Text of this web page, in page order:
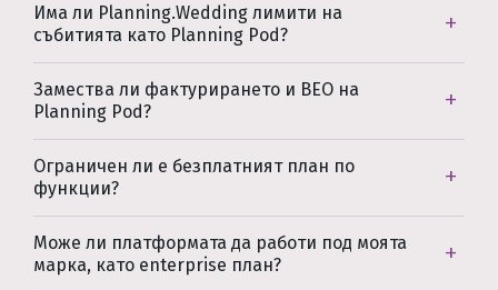
Има ли Planning.Wedding лимити на
събитията като Planning Pod?
Замества ли фактурирането и BEO на
Planning Pod?
Ограничен ли е безплатният план по
функции?
Може ли платформата да работи под моята
марка, като enterprise план?